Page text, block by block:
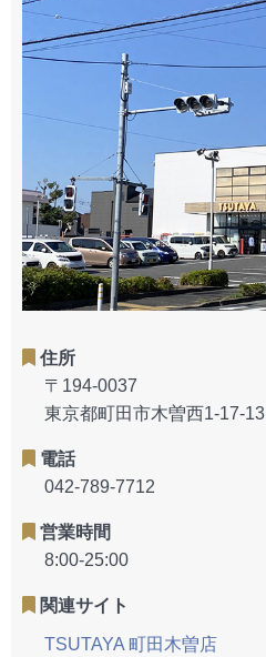
住所
〒194-0037
東京都町田市木曽西1-17-13
電話
042-789-7712
営業時間
8:00-25:00
関連サイト
TSUTAYA 町田木曽店